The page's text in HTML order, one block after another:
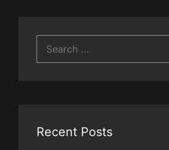
for:
Recent Posts